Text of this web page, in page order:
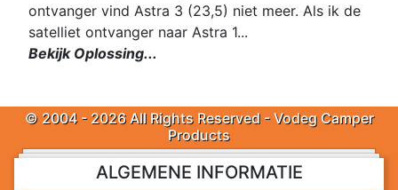
ontvanger vind Astra 3 (23,5) niet meer. Als ik de
satelliet ontvanger naar Astra 1...
Bekijk Oplossing...
© 2004 - 2026 All Rights Reserved - Vodeg Camper
Products
ALGEMENE INFORMATIE